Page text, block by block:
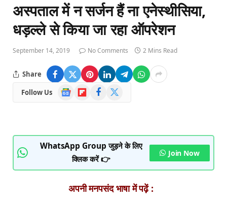
अस्पताल में न सर्जन हैं ना एनेस्थीसिया,
धड़ल्ले से किया जा रहा ऑपरेशन
September 14, 2019 No Comments 2 Mins Read
Share
Follow Us
Google
News
FlipboardFacebook
WhatsApp Group जुड़ने के लिए
क्लिक करें 👉
Join Now
अपनी मनपसंद भाषा में पढ़ें :